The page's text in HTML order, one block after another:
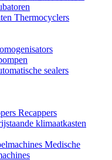
Thermocyclers
sealers
Recappers
klimaatkasten
Medische